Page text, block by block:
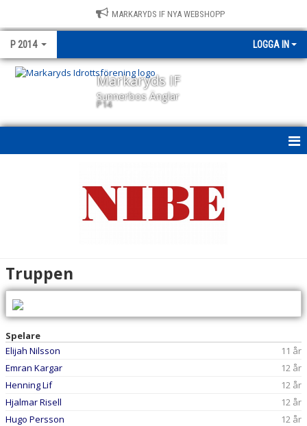
MARKARYDS IF NYA WEBSHOPP
P 2014 LOGGA IN
Markaryds IF
Sunnerbos Änglar
P14
TRUPPEN
BILDGALLERI
DOKUMENT
KONTAKT
Truppen
Spelare
Elijah Nilsson
11 år
Emran Kargar
12 år
Henning Lif
12 år
Hjalmar Risell
12 år
Hugo Persson
12 år